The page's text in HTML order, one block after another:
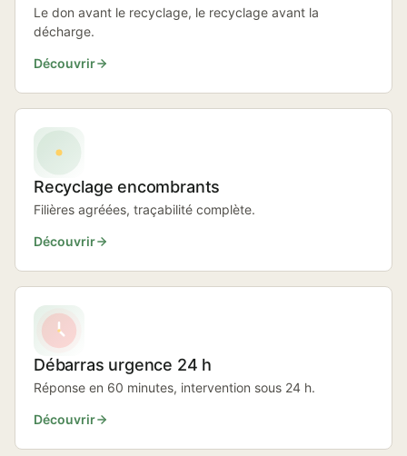
Le don avant le recyclage, le recyclage avant la
décharge.
Découvrir
Recyclage encombrants
Filières agréées, traçabilité complète.
Découvrir
Débarras urgence 24 h
Réponse en 60 minutes, intervention sous 24 h.
Découvrir